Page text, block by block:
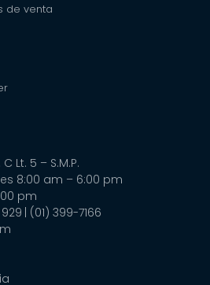
de venta
Lt. 5 – S.M.P.
8:00 am – 6:00 pm
pm
| (01) 399-7166